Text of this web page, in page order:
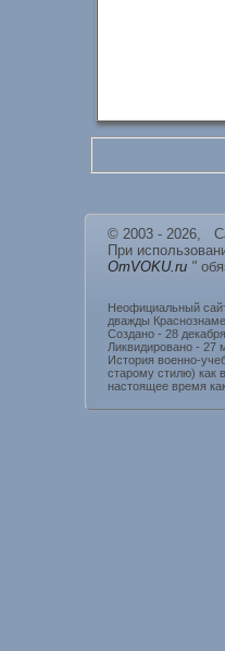
© 2003 - 2026,
При
OmVOKU.ru "
Неофициальный
дважды
Создано - 28
Ликвидировано - 27
История военно-
старому стилю) как
настоящее время